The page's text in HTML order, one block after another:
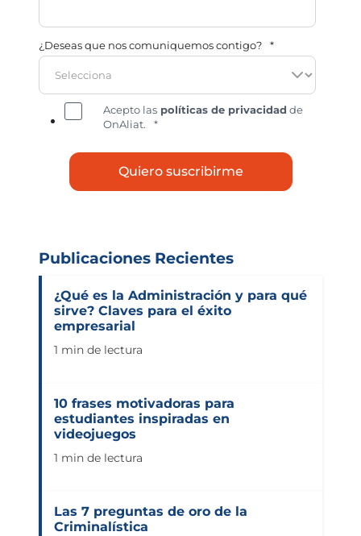
¿Deseas que nos comuniquemos contigo? *
Acepto las políticas de privacidad de
OnAliat.
*
Publicaciones Recientes
¿Qué es la Administración y para qué
sirve? Claves para el éxito
empresarial
1 min de lectura
10 frases motivadoras para
estudiantes inspiradas en
videojuegos
1 min de lectura
Las 7 preguntas de oro de la
Criminalística